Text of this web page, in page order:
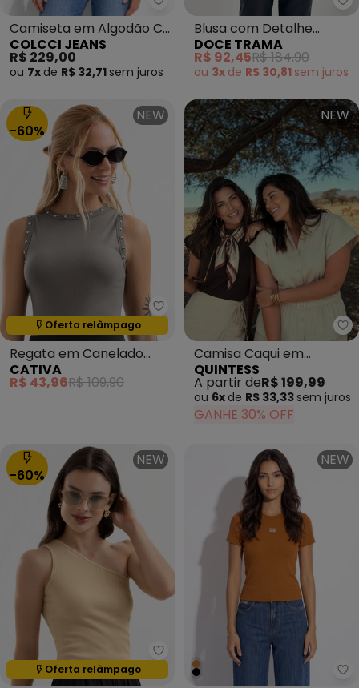
Colcci Jeans - Camiseta em
Camiseta em Algodão Cj
Amarelo
COLCCI JEANS
R$ 229,00
ou 7x de R$ 32,71 sem juros
Blusa com Detalhe
Entrelaçado Amarelo
DOCE TRAMA
R$ 92,45R$ 184,90
ou 3x de R$ 30,81 sem juros
-60%
NEW
Cativa - Regata em Canelado
Oferta relâmpago
Termina em:00:53:49
Regata em Canelado
Tricô Cinza
CATIVA
R$ 43,96R$ 109,90
NEW
Camisa Caqui em
Tricoline
QUINTESS
A partir deR$ 199,99
ou 6x de R$ 33,33 sem juros
GANHE 30% OFF
-60%
NEW
Cativa - Blusa em Canelado
Oferta relâmpago
Termina em:00:53:49
NEW